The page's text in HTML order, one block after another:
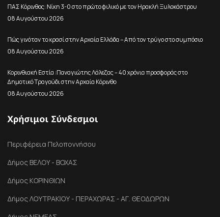
ΠΑΣ Κόρινθος: Νίκη 3-0 στο πρώτο φιλικό με τον Ηρακλή Ξυλοκάστρου
08 Αυγούστου 2026
Πώς γινόταν το κρασί στην Αρχαία Ελλάδα – Από τον τρύγο στο συμπόσιο
08 Αυγούστου 2026
Κορινθιακή Εστία :Παναγιώτης Λάλεζας – 40 χρόνια προσφοράς στο
Δημοτικό Τραγούδι στην Αρχαία Κόρινθο
08 Αυγούστου 2026
Χρήσιμοι Σύνδεσμοι
Περιφέρεια Πελοποννήσου
Δήμος ΒΕΛΟΥ - ΒΟΧΑΣ
Δήμος ΚΟΡΙΝΘΙΩΝ
Δήμος ΛΟΥΤΡΑΚΙΟΥ - ΠΕΡΑΧΩΡΑΣ - ΑΓ. ΘΕΟΔΩΡΩΝ